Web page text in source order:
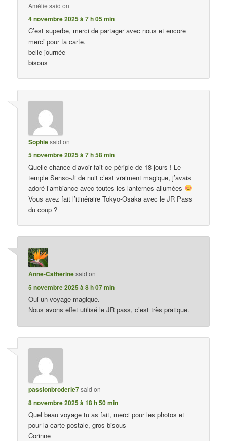
Amélie said on
4 novembre 2025 à 7 h 05 min
C’est superbe, merci de partager avec nous et encore
merci pour ta carte.
belle journée
bisous
Sophiesaid on
5 novembre 2025 à 7 h 58 min
Quelle chance d’avoir fait ce périple de 18 jours ! Le
temple Senso-Ji de nuit c’est vraiment magique, j’avais
adoré l’ambiance avec toutes les lanternes allumées
Vous avez fait l’itinéraire Tokyo-Osaka avec le JR Pass
du coup ?
Anne-Catherinesaid on
5 novembre 2025 à 8 h 07 min
Oui un voyage magique.
Nous avons effet utilisé le JR pass, c’est très pratique.
passionbroderie7said on
8 novembre 2025 à 18 h 50 min
Quel beau voyage tu as fait, merci pour les photos et
pour la carte postale, gros bisous
Corinne